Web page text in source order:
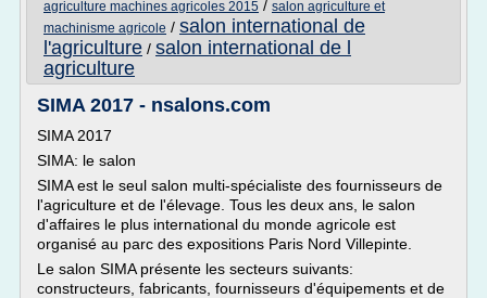
agriculture machines agricoles 2015 / salon agriculture et
machinisme agricole / salon international de
l'agriculture / salon international de l
agriculture
SIMA 2017 - nsalons.com
SIMA 2017
SIMA: le salon
SIMA est le seul salon multi-spécialiste des fournisseurs de
l'agriculture et de l'élevage. Tous les deux ans, le salon
d'affaires le plus international du monde agricole est
organisé au parc des expositions Paris Nord Villepinte.
Le salon SIMA présente les secteurs suivants:
constructeurs, fabricants, fournisseurs d'équipements et de